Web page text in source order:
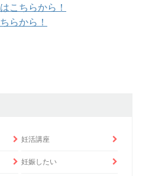
こちらから！
らから！
妊活講座
妊娠したい